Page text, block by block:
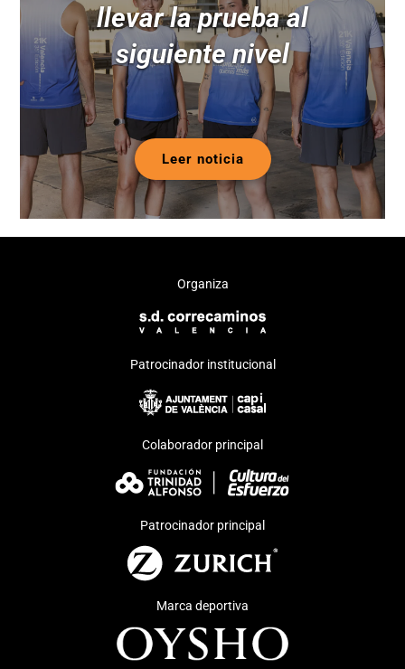
llevar la prueba al
siguiente nivel
Leer noticia
Organiza
Patrocinador institucional
Colaborador principal
Patrocinador principal
Marca deportiva